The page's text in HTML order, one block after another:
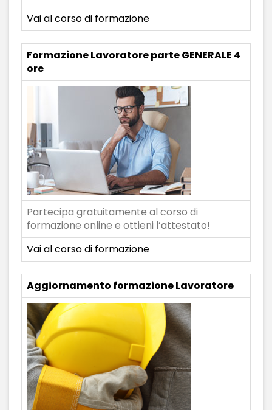
Vai al corso di formazione
Formazione Lavoratore parte GENERALE 4
ore
Partecipa gratuitamente al corso di
formazione online e ottieni l’attestato!
Vai al corso di formazione
Aggiornamento formazione Lavoratore